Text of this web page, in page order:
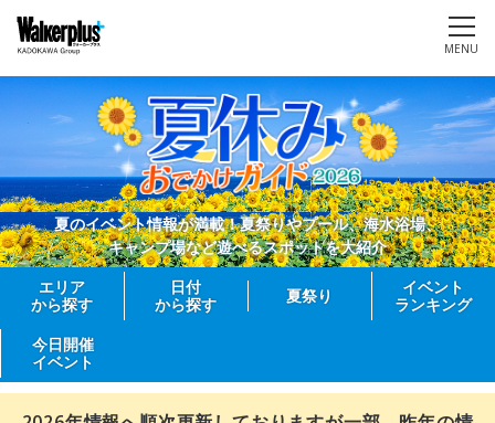
MENU
夏のイベント情報が満載！夏祭りやプール、海水浴場、
キャンプ場など遊べるスポットを大紹介
エリア
から探す
日付
から探す
夏祭り
イベント
ランキング
今日開催
イベント